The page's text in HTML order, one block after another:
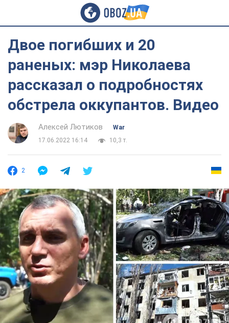
Двое погибших и 20
раненых: мэр Николаева
рассказал о подробностях
обстрела оккупантов. Видео
Алексей Лютиков
War
17.06.2022 16:14
10,3 т.
2